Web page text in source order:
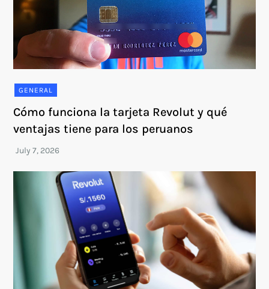
GENERAL
Cómo funciona la tarjeta Revolut y qué
ventajas tiene para los peruanos